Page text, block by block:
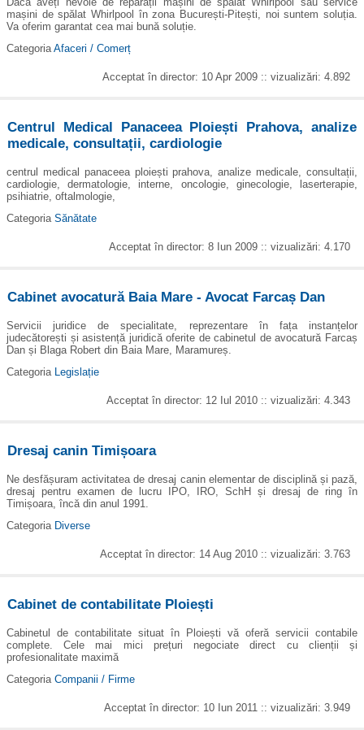
mașini de spălat Whirlpool în zona București-Pitești, noi suntem soluția.
Va oferim garantat cea mai bună soluție.
Categoria Afaceri / Comerț
Acceptat în director: 10 Apr 2009 :: vizualizări: 4.892
Centrul Medical Panaceea Ploiești Prahova, analize
medicale, consultații, cardiologie
centrul medical panaceea ploiești prahova, analize medicale, consultații,
cardiologie, dermatologie, interne, oncologie, ginecologie, laserterapie,
psihiatrie, oftalmologie,
Categoria Sănătate
Acceptat în director: 8 Iun 2009 :: vizualizări: 4.170
Cabinet avocatură Baia Mare - Avocat Farcaș Dan
Servicii juridice de specialitate, reprezentare în fața instanțelor
judecătorești și asistență juridică oferite de cabinetul de avocatură Farcaș
Dan și Blaga Robert din Baia Mare, Maramureș.
Categoria Legislație
Acceptat în director: 12 Iul 2010 :: vizualizări: 4.343
Dresaj canin Timișoara
Ne desfășuram activitatea de dresaj canin elementar de disciplină și pază,
dresaj pentru examen de lucru IPO, IRO, SchH și dresaj de ring în
Timișoara, încă din anul 1991.
Categoria Diverse
Acceptat în director: 14 Aug 2010 :: vizualizări: 3.763
Cabinet de contabilitate Ploiești
Cabinetul de contabilitate situat în Ploiești vă oferă servicii contabile
complete. Cele mai mici prețuri negociate direct cu clienții și
profesionalitate maximă
Categoria Companii / Firme
Acceptat în director: 10 Iun 2011 :: vizualizări: 3.949